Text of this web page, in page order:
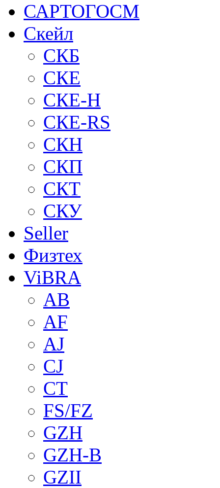
САРТОГОСМ
Скейл
СКБ
СКЕ
СКЕ-H
СКЕ-RS
СКН
СКП
СКТ
СКУ
Seller
Физтех
ViBRA
AB
AF
AJ
CJ
CT
FS/FZ
GZH
GZH-B
GZII